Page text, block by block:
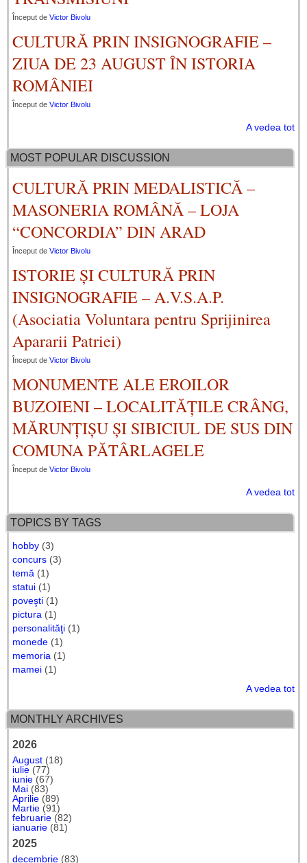
Început de Victor Bivolu
CULTURĂ PRIN INSIGNOGRAFIE –
ZIUA DE 23 AUGUST ÎN ISTORIA
ROMÂNIEI
Început de Victor Bivolu
A vedea tot
MOST POPULAR DISCUSSION
CULTURĂ PRIN MEDALISTICĂ –
MASONERIA ROMÂNĂ – LOJA
“CONCORDIA” DIN ARAD
Început de Victor Bivolu
ISTORIE ȘI CULTURĂ PRIN
INSIGNOGRAFIE – A.V.S.A.P.
(Asociatia Voluntara pentru Sprijinirea
Apararii Patriei)
Început de Victor Bivolu
MONUMENTE ALE EROILOR
BUZOIENI – LOCALITĂȚILE CRÂNG,
MĂRUNȚIȘU ȘI SIBICIUL DE SUS DIN
COMUNA PĂTÂRLAGELE
Început de Victor Bivolu
A vedea tot
TOPICS BY TAGS
hobby (3)
concurs (3)
temă (1)
statui (1)
poveşti (1)
pictura (1)
personalităţi (1)
monede (1)
memoria (1)
mamei (1)
A vedea tot
MONTHLY ARCHIVES
2026
August (18)
iulie (77)
iunie (67)
Mai (83)
Aprilie (89)
Martie (91)
februarie (82)
ianuarie (81)
2025
decembrie (83)